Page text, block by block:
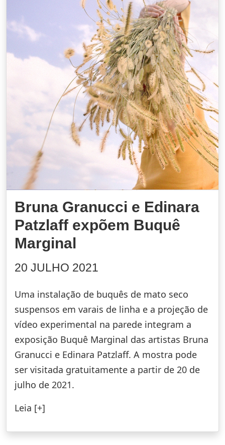
Bruna Granucci e Edinara
Patzlaff expõem Buquê
Marginal
20 JULHO 2021
Uma instalação de buquês de mato seco
suspensos em varais de linha e a projeção de
vídeo experimental na parede integram a
exposição Buquê Marginal das artistas Bruna
Granucci e Edinara Patzlaff. A mostra pode
ser visitada gratuitamente a partir de 20 de
julho de 2021.
Leia [+]